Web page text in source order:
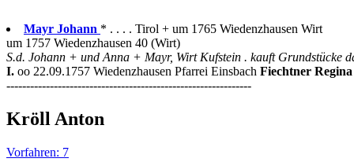
Mayr Johann * . . . . Tirol + um 1765 Wiedenzhausen Wirt
um 1757 Wiedenzhausen 40 (Wirt)
S.d. Johann + und Anna + Mayr, Wirt Kufstein . kauft Grundstücke
I. oo 22.09.1757 Wiedenzhausen Pfarrei Einsbach Fiechtner Regina
--------------------------------------------------------------
Kröll Anton
Vorfahren: 7